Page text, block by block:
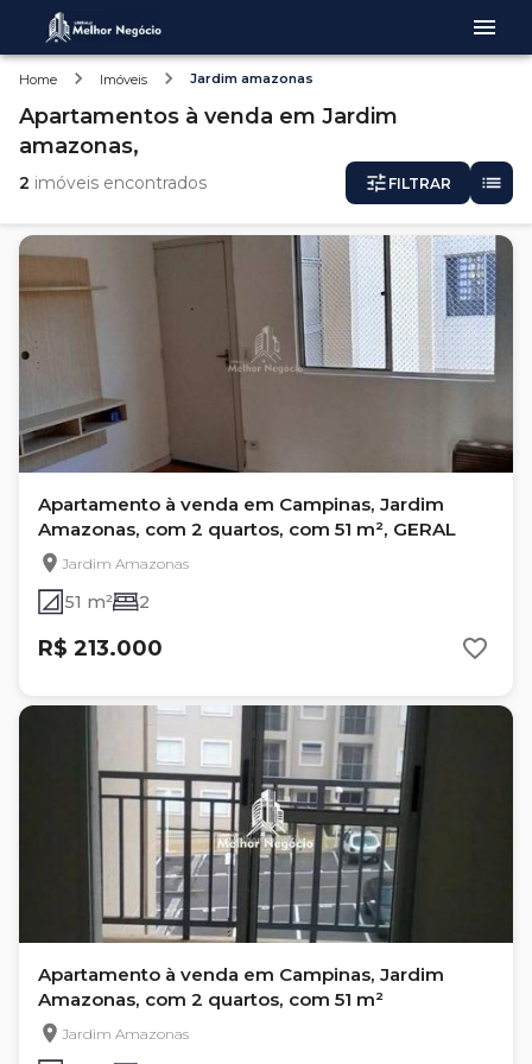
Home Imóveis Jardim amazonas
Apartamentos à venda em Jardim
amazonas,
2 imóveis encontrados FILTRAR
Apartamento à venda em Campinas, Jardim
Amazonas, com 2 quartos, com 51 m², GERAL
Jardim Amazonas
51 m² 2
R$ 213.000
Apartamento à venda em Campinas, Jardim
Amazonas, com 2 quartos, com 51 m²
Jardim Amazonas